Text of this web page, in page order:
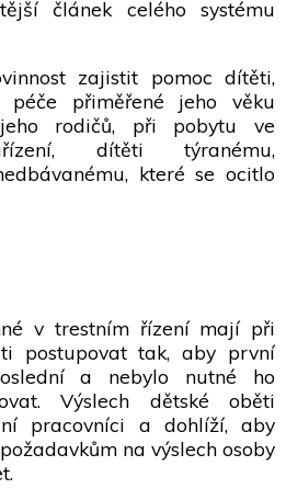
článek celého systému
zajistit pomoc dítěti,
přiměřené jeho věku
rodičů, při pobytu ve
dítěti týranému,
které se ocitlo
v trestním řízení mají při
postupovat tak, aby první
a nebylo nutné ho
Výslech dětské oběti
pracovníci a dohlíží, aby
na výslech osoby